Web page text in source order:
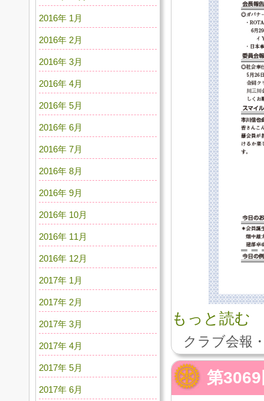
もっと読む
クラブ会報
第
2016年 1月
2016年 2月
2016年 3月
2016年 4月
2016年 5月
2016年 6月
2016年 7月
2016年 8月
2016年 9月
2016年 10月
2016年 11月
2016年 12月
2017年 1月
2017年 2月
2017年 3月
2017年 4月
2017年 5月
2017年 6月